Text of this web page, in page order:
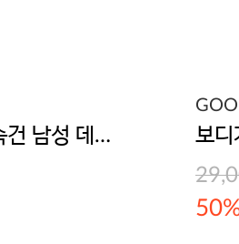
제임스딘 흡습속건 남성 데일리 아스킨 드로즈 3매입